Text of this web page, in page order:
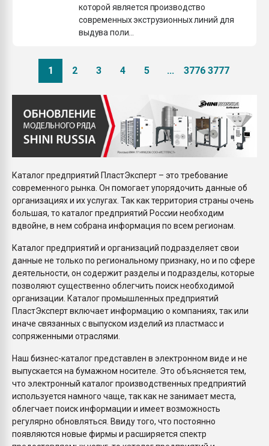
которой является производство
современных экструзионных линий для
выдува поли...
1 2 3 4 5 ... 3776 3777
Каталог предприятий ПластЭксперт – это требование
современного рынка. Он помогает упорядочить данные об
организациях и их услугах. Так как территория страны очень
большая, то каталог предприятий России необходим
вдвойне, в нем собрана информация по всем регионам.
Каталог предприятий и организаций подразделяет свои
данные не только по региональному признаку, но и по сфере
деятельности, он содержит разделы и подразделы, которые
позволяют существенно облегчить поиск необходимой
организации. Каталог промышленных предприятий
ПластЭксперт включает информацию о компаниях, так или
иначе связанных с выпуском изделий из пластмасс и
сопряженными отраслями.
Наш бизнес-каталог представлен в электронном виде и не
выпускается на бумажном носителе. Это объясняется тем,
что электронный каталог производственных предприятий
используется намного чаще, так как не занимает места,
облегчает поиск информации и имеет возможность
регулярно обновляться. Ввиду того, что постоянно
появляются новые фирмы и расширяется спектр